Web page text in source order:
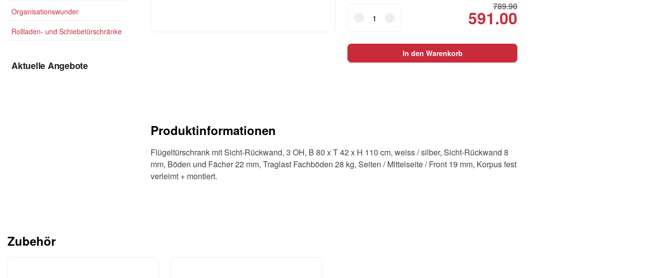
Organisationswunder
Rollladen- und Schiebetürschränke
Aktuelle Angebote
789.90
Original
price
591.00
Rückwand,
3
H
110
In den Warenkorb
Produktinformationen
Flügeltürschrank mit Sicht-Rückwand, 3 OH, B 80 x T 42 x H 110 cm, weiss / silber, Sicht-Rückwand 8
mm, Böden und Fächer 22 mm, Traglast Fachböden 28 kg, Seiten / Mittelseite / Front 19 mm, Korpus fest
verleimt + montiert.
Zubehör